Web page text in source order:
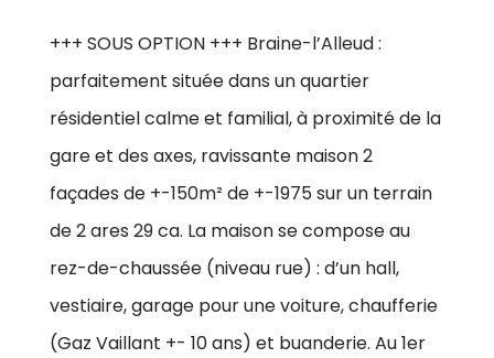
+++ SOUS OPTION +++ Braine-l’Alleud :
parfaitement située dans un quartier
résidentiel calme et familial, à proximité de la
gare et des axes, ravissante maison 2
façades de +-150m² de +-1975 sur un terrain
de 2 ares 29 ca. La maison se compose au
rez-de-chaussée (niveau rue) : d’un hall,
vestiaire, garage pour une voiture, chaufferie
(Gaz Vaillant +- 10 ans) et buanderie. Au 1er